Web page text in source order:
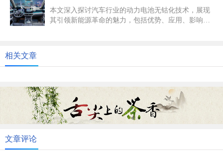
下一篇
本文深入探讨汽车行业的动力电池无钴化技术，展现
其引领新能源革命的魅力，包括优势、应用、影响与
相关文章
文章评论